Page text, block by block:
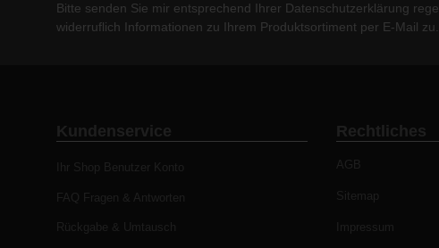
Bitte senden Sie mir entsprechend Ihrer Datenschutzerklärung
widerruflich Informationen zu Ihrem Produktsortiment per E-Mail zu.